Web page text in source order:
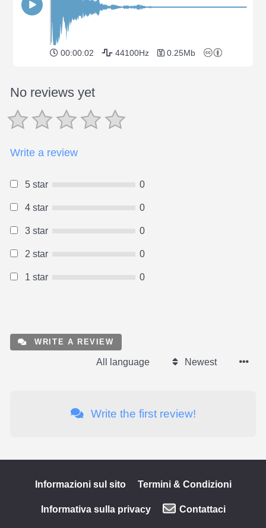
00:00:02 44100Hz 0.25Mb
No reviews yet
Write a review
5 star 0
4 star 0
3 star 0
2 star 0
1 star 0
WRITE A REVIEW
All language Newest
Write the first review!
Informazioni sul sito Termini & Condizioni
Informativa sulla privacy Contattaci